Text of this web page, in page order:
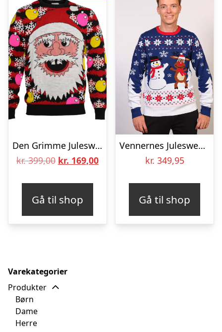
Den Grimme Julesweater – herre / mænd
kr.399,00 Den
var:
kr. 399,00.
kr. 169,00Den
kr. 169,00.
Gå til shop
Vennernes Julesweater – herre / mænd.
kr. 349,95
Gå til shop
Varekategorier
Produkter
Børn
Dame
Herre